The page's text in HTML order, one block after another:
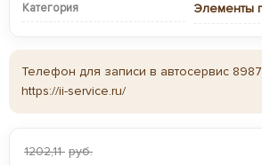
Категория Элементы
Телефон для записи в автосервис
https://ii-service.ru/
1202,11 руб.